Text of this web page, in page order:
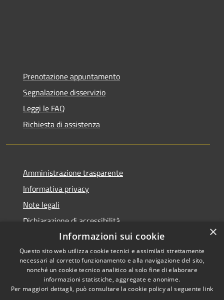
Prenotazione appuntamento
Segnalazione disservizio
Leggi le FAQ
Richiesta di assistenza
Amministrazione trasparente
Informativa privacy
Note legali
Dichiarazione di accessibilità
Accessibilità
Privacy
Copyright © 2026 • Comune di
Cerreto Guidi • Powered by
Municipium Accesso
×
Informazioni sui cookie
Questo sito web utilizza cookie tecnici e assimilati strettamente
necessari al corretto funzionamento e alla navigazione del sito,
nonché un cookie tecnico analitico al solo fine di elaborare
informazioni statistiche, aggregate e anonime.
Per maggiori dettagli, può consultare la cookie policy al seguente link